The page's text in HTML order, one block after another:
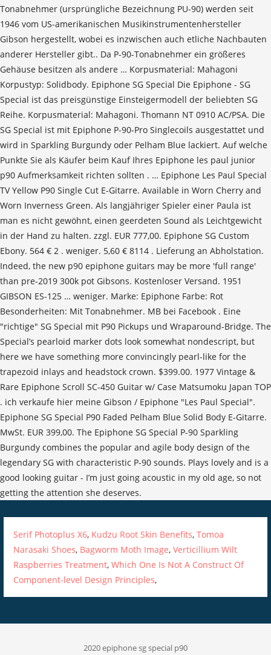
Tonabnehmer (ursprüngliche Bezeichnung PU-90) werden seit
1946 vom US-amerikanischen Musikinstrumentenhersteller
Gibson hergestellt, wobei es inzwischen auch etliche Nachbauten
anderer Hersteller gibt.. Da P-90-Tonabnehmer ein größeres
Gehäuse besitzen als andere … Korpusmaterial: Mahagoni
Korpustyp: Solidbody. Epiphone SG Special Die Epiphone - SG
Special ist das preisgünstige Einsteigermodell der beliebten SG
Reihe. Korpusmaterial: Mahagoni. Thomann NT 0910 AC/PSA. Die
SG Special ist mit Epiphone P-90-Pro Singlecoils ausgestattet und
wird in Sparkling Burgundy oder Pelham Blue lackiert. Auf welche
Punkte Sie als Käufer beim Kauf Ihres Epiphone les paul junior
p90 Aufmerksamkeit richten sollten . … Epiphone Les Paul Special
TV Yellow P90 Single Cut E-Gitarre. Available in Worn Cherry and
Worn Inverness Green. Als langjähriger Spieler einer Paula ist
man es nicht gewöhnt, einen geerdeten Sound als Leichtgewicht
in der Hand zu halten. zzgl. EUR 777,00. Epiphone SG Custom
Ebony. 564 € 2 . weniger. 5,60 € 8114 . Lieferung an Abholstation.
Indeed, the new p90 epiphone guitars may be more 'full range'
than pre-2019 300k pot Gibsons. Kostenloser Versand. 1951
GIBSON ES-125 … weniger. Marke: Epiphone Farbe: Rot
Besonderheiten: Mit Tonabnehmer. MB bei Facebook . Eine
"richtige" SG Special mit P90 Pickups und Wraparound-Bridge. The
Special’s pearloid marker dots look somewhat nondescript, but
here we have something more convincingly pearl-like for the
trapezoid inlays and headstock crown. $399.00. 1977 Vintage &
Rare Epiphone Scroll SC-450 Guitar w/ Case Matsumoku Japan TOP
. ich verkaufe hier meine Gibson / Epiphone "Les Paul Special".
Epiphone SG Special P90 Faded Pelham Blue Solid Body E-Gitarre.
MwSt. EUR 399,00. The Epiphone SG Special P-90 Sparkling
Burgundy combines the popular and agile body design of the
legendary SG with characteristic P-90 sounds. Plays lovely and is a
good looking guitar - I’m just going acoustic in my old age, so not
getting the attention she deserves.
Serif Photoplus X6, Kudzu Root Skin Benefits,Tomoa
Narasaki Shoes, Bagworm Moth Image,Verticillium Wilt
Raspberries Treatment,Which One Is Not A Construct Of
Component-level Design Principles,
2020 epiphone sg special p90